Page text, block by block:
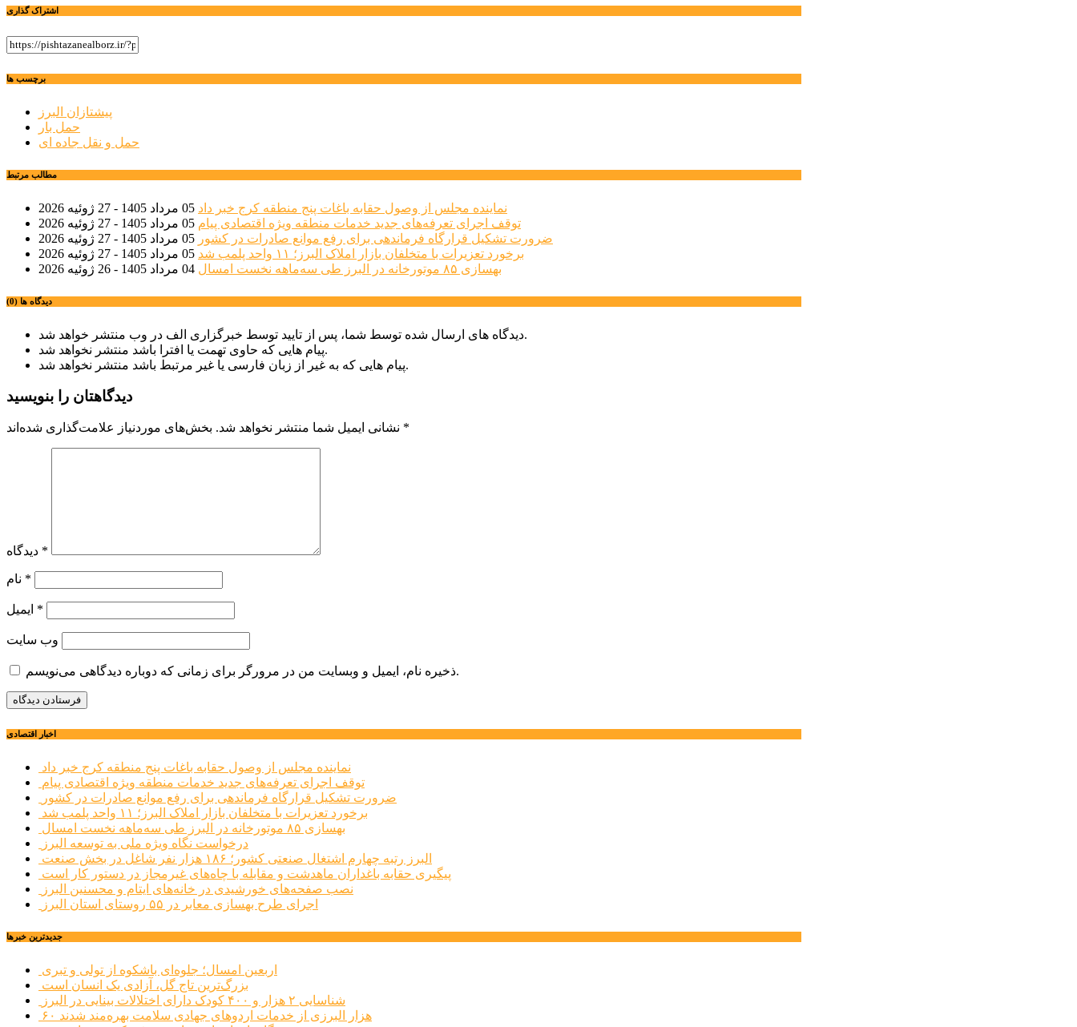
اشتراک گذاری
برچسب ها
پیشتازان البرز
حمل بار
حمل و نقل جاده ای
مطالب مرتبط
نماینده مجلس از وصول حقابه باغات پنج منطقه کرج خبر داد 05 مرداد 1405 - 27 ژوئیه 2026
توقف اجرای تعرفه‌های جدید خدمات منطقه ویژه اقتصادی پیام 05 مرداد 1405 - 27 ژوئیه 2026
ضرورت تشکیل قرارگاه فرماندهی برای رفع موانع صادرات در کشور 05 مرداد 1405 - 27 ژوئیه 2026
برخورد تعزیرات با متخلفان بازار املاک البرز؛ ۱۱ واحد پلمب شد
05 مرداد 1405 - 27 ژوئیه 2026
بهسازی ۸۵ موتورخانه در البرز طی سه‌ماهه نخست امسال
04 مرداد 1405 - 26 ژوئیه 2026
دیدگاه ها (0)
دیدگاه های ارسال شده توسط شما، پس از تایید توسط خبرگزاری الف در وب منتشر خواهد شد.
پیام هایی که حاوی تهمت یا افترا باشد منتشر نخواهد شد.
پیام هایی که به غیر از زبان فارسی یا غیر مرتبط باشد منتشر نخواهد شد.
دیدگاهتان را بنویسید
نشانی ایمیل شما منتشر نخواهد شد. *
*
*
*
وب‌ سایت
ذخیره نام، ایمیل و وبسایت من در مرورگر برای زمانی که دوباره دیدگاهی می‌نویسم.
اخبار اقتصادی
نماینده مجلس از وصول حقابه باغات پنج منطقه کرج خبر داد
توقف اجرای تعرفه‌های جدید خدمات منطقه ویژه اقتصادی پیام
ضرورت تشکیل قرارگاه فرماندهی برای رفع موانع صادرات در کشور
برخورد تعزیرات با متخلفان بازار املاک البرز؛ ۱۱ واحد پلمب شد
بهسازی ۸۵ موتورخانه در البرز طی سه‌ماهه نخست امسال
درخواست نگاه ویژه ملی به توسعه البرز
البرز رتبه چهارم اشتغال صنعتی کشور؛ ۱۸۶ هزار نفر شاغل در بخش صنعت
پیگیری حقابه باغداران ماهدشت و مقابله با چاه‌های غیرمجاز در دستور کار است
نصب صفحه‌های خورشیدی در خانه‌های ایتام و محسنین البرز
اجرای طرح بهسازی معابر در ۵۵ روستای استان البرز
جديدترين خبرها
اربعین امسال؛ جلوه‌ای باشکوه از تولی و تبری
بزرگ‌ترین تاج گل، آزادی یک انسان است
شناسایی ۲ هزار و ۴۰۰ کودک دارای اختلالات بینایی در البرز
۶۰ هزار البرزی از خدمات اردوهای جهادی سلامت بهره‌مند شدند